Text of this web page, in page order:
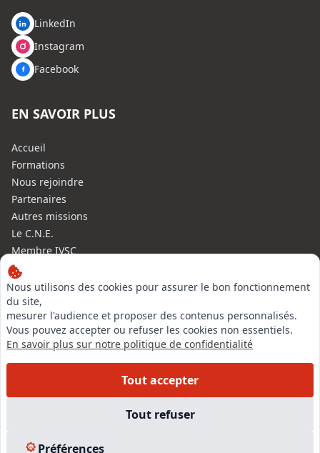
Nous utilisons des cookies pour assurer le bon fonctionnement
du site,
mesurer l'audience et proposer des contenus personnalisés.
Vous pouvez accepter ou refuser les cookies non essentiels.
En savoir plus sur notre politique de confidentialité
Tout accepter
Tout refuser
Préférences
LinkedIn
Instagram
Facebook
EN SAVOIR PLUS
Accueil
Formations
Nous rejoindre
Partenaires
Autres missions
Le C.N.E.
Membre IVSC
Logiciel
L’Expert
Tarifs
Contact
Experts Immobiliers par régions
Accès Pro